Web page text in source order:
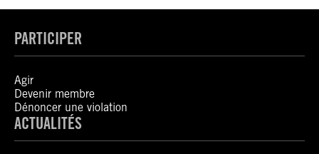
PARTICIPER
Agir
Devenir membre
Dénoncer une violation
ACTUALITÉS